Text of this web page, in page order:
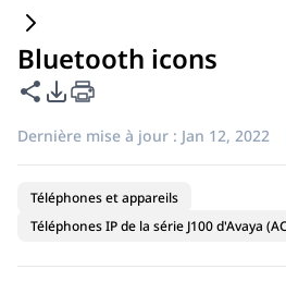
Bluetooth icons
Partager cette page
Options d'exportation PDF
Dernière mise à jour : Jan 12, 2022
Téléphones et appareils
Téléphones IP de la série J100 d'Avaya